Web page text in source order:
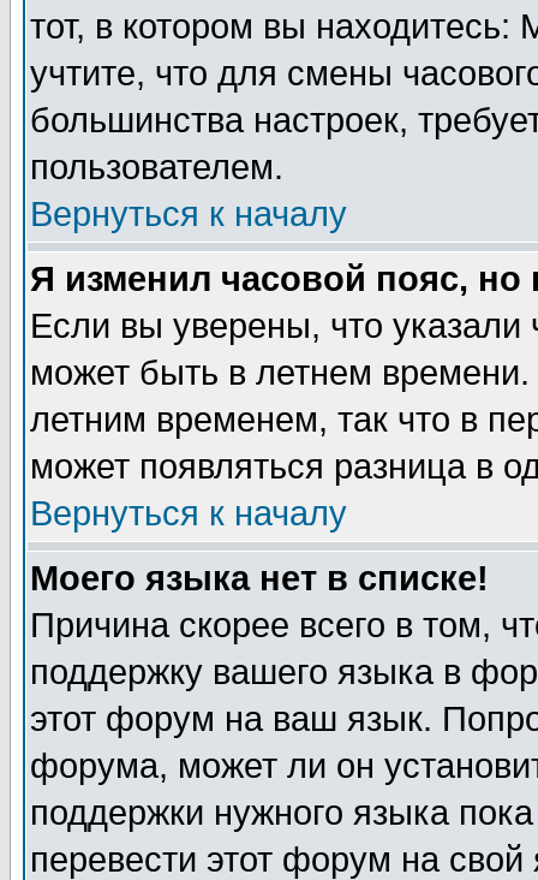
тот, в котором вы
учтите, что для смены
большинства настроек,
пользователем.
Вернуться к началу
Я изменил часовой пояс,
Если вы уверены, что указали
может быть в летнем
летним временем, так что в
может появляться разница в
Вернуться к началу
Моего языка нет в списке!
Причина скорее всего в том,
поддержку вашего языка в
этот форум на ваш язык.
форума, может ли он
поддержки нужного языка
перевести этот форум на